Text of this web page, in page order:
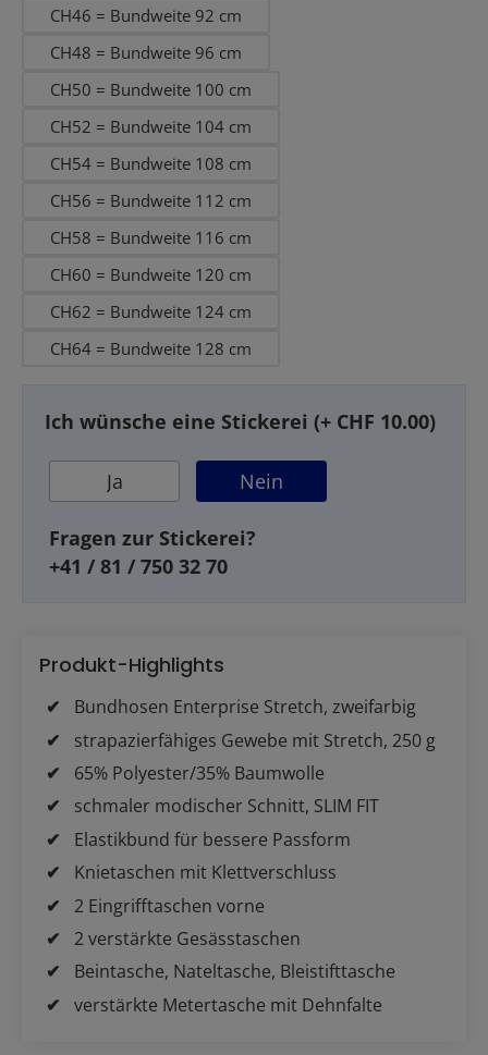
CH46 = Bundweite 92 cm
CH48 = Bundweite 96 cm
CH50 = Bundweite 100 cm
CH52 = Bundweite 104 cm
CH54 = Bundweite 108 cm
CH56 = Bundweite 112 cm
CH58 = Bundweite 116 cm
CH60 = Bundweite 120 cm
CH62 = Bundweite 124 cm
CH64 = Bundweite 128 cm
Ich wünsche eine Stickerei (+ CHF 10.00)
Ja Nein
Fragen zur Stickerei?
+41 / 81 / 750 32 70
Produkt-Highlights
Bundhosen Enterprise Stretch, zweifarbig
strapazierfähiges Gewebe mit Stretch, 250 g
65% Polyester/35% Baumwolle
schmaler modischer Schnitt, SLIM FIT
Elastikbund für bessere Passform
Knietaschen mit Klettverschluss
2 Eingrifftaschen vorne
2 verstärkte Gesässtaschen
Beintasche, Nateltasche, Bleistifttasche
verstärkte Metertasche mit Dehnfalte